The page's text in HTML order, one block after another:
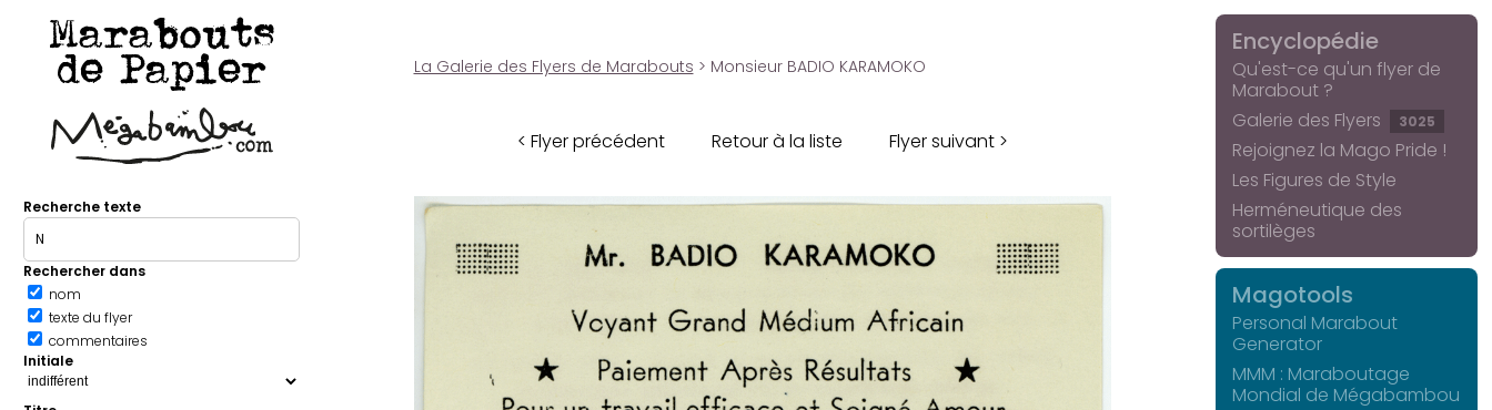
Marabouts
de Papier
Recherche texte
Rechercher dans
nom
texte du flyer
commentaires
Initiale
La Galerie des Flyers de Marabouts > Monsieur BADIO KARAMOKO
< Flyer précédent Retour à la liste Flyer suivant >
Encyclopédie
Qu'est-ce qu'un flyer de
Marabout ?
Galerie des Flyers
3025
Rejoignez la Mago Pride !
Les Figures de Style
Herméneutique des
sortilèges
Magotools
Personal Marabout
Generator
MMM : Maraboutage
Mondial de Mégabambou